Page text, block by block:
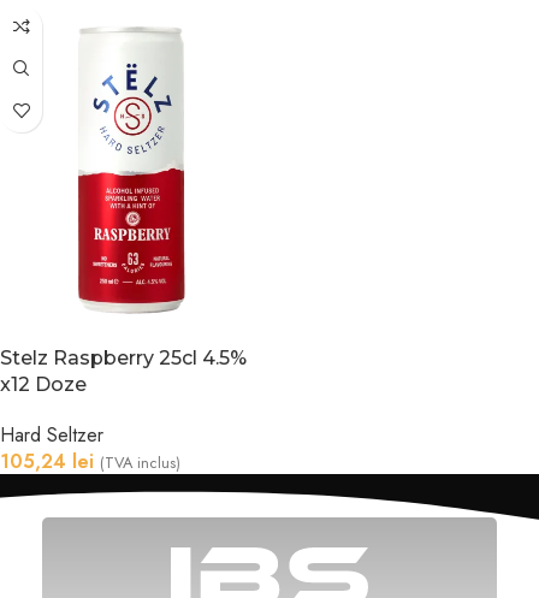
Stelz Raspberry 25cl 4.5%
x12 Doze
Hard Seltzer
105,24 lei (TVA inclus)